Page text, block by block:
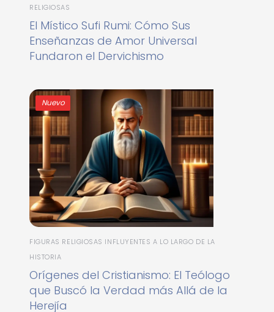
RELIGIOSAS
El Místico Sufi Rumi: Cómo Sus
Enseñanzas de Amor Universal
Fundaron el Dervichismo
Nuevo
FIGURAS RELIGIOSAS INFLUYENTES A LO LARGO DE LA
HISTORIA
Orígenes del Cristianismo: El Teólogo
que Buscó la Verdad más Allá de la
Herejía